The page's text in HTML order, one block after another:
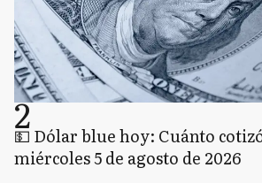
2
💵 Dólar blue hoy: Cuánto
miércoles 5 de agosto de 2026